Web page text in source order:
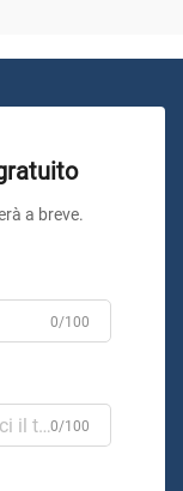
a breve.
0/100
0/100